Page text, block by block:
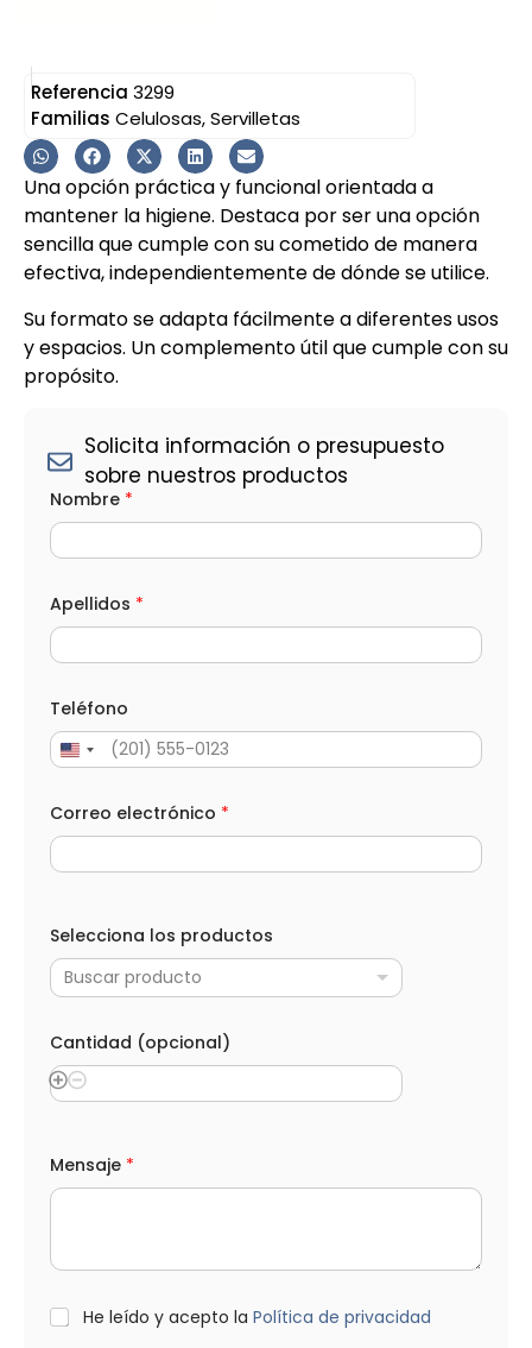
Referencia 3299
Familias Celulosas,Servilletas
Una opción práctica y funcional orientada a
mantener la higiene. Destaca por ser una opción
sencilla que cumple con su cometido de manera
efectiva, independientemente de dónde se utilice.
Su formato se adapta fácilmente a diferentes usos
y espacios. Un complemento útil que cumple con su
propósito.
Solicita información o presupuesto
sobre nuestros productos
e
n
a
e
*
A
p
l
i
d
s
Nombre *
Apellidos *
Teléfono
Correo electrónico *
Selecciona los productos
Buscar producto
Cantidad (opcional)
Mensaje *
L
He leído y acepto la Política de privacidad